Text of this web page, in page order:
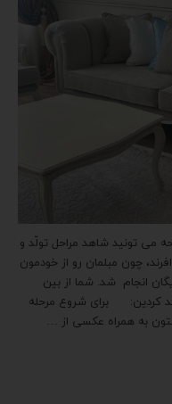
می تونید شاهد مراحل تولّد و
چون مبلمان رو از خودمون
انجام شد. شما از بین
کردین: برای شروع مرحله
به همراه عکسی از …